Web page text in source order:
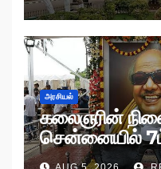
அரசியல்
கலைஞரின்
சென்னையில்
பேரணி!